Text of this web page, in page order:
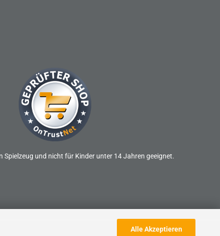
Alle Akzeptieren
Spielzeug und nicht für Kinder unter 14 Jahren geeignet.